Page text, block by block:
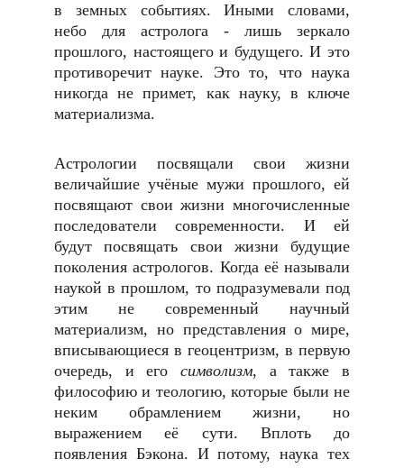
в земных событиях. Иными словами,
небо для астролога - лишь зеркало
прошлого, настоящего и будущего. И это
противоречит науке. Это то, что наука
никогда не примет, как науку, в ключе
материализма.
Астрологии посвящали свои жизни
величайшие учёные мужи прошлого, ей
посвящают свои жизни многочисленные
последователи современности. И ей
будут посвящать свои жизни будущие
поколения астрологов. Когда её называли
наукой в прошлом, то подразумевали под
этим не современный научный
материализм, но представления о мире,
вписывающиеся в геоцентризм, в первую
очередь, и его символизм, а также в
философию и теологию, которые были не
неким обрамлением жизни, но
выражением её сути. Вплоть до
появления Бэкона. И потому, наука тех